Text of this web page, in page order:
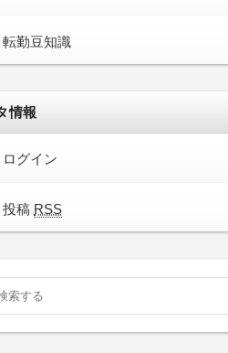
転勤豆知識
情報
ログイン
投稿 RSS